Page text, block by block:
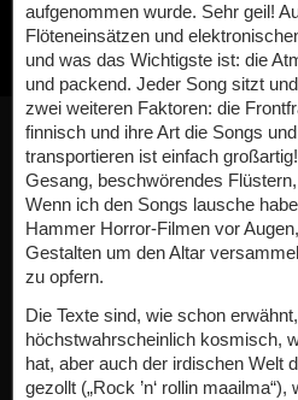
aufgenommen wurde. Sehr geil!
Flöteneinsätzen und
und was das Wichtigste ist: die
und packend. Jeder Song sitzt
zwei weiteren Faktoren: die
finnisch und ihre Art die Songs
transportieren ist einfach
Gesang, beschwörendes
Wenn ich den Songs lausche
Hammer Horror-Filmen vor
Gestalten um den Altar
zu opfern.
Die Texte sind, wie schon
höchstwahrscheinlich kosmisch,
hat, aber auch der irdischen Welt
gezollt („Rock ’n‘ rollin